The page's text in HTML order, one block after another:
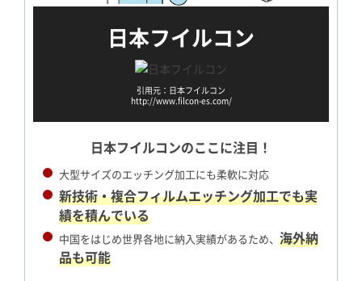
日本フイルコン
引用元：日本フイルコン
http://www.filcon-es.com/
日本フイルコンのここに注目！
大型サイズのエッチング加工にも柔軟に対応
新技術・複合フィルムエッチング加工でも実
績を積んでいる
中国をはじめ世界各地に納入実績があるため、 海外納
品も可能